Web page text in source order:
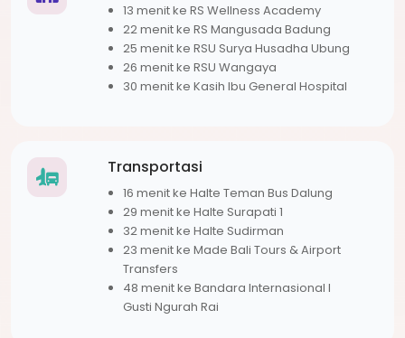
13 menit ke RS Wellness Academy
22 menit ke RS Mangusada Badung
25 menit ke RSU Surya Husadha Ubung
26 menit ke RSU Wangaya
30 menit ke Kasih Ibu General Hospital
Transportasi
16 menit ke Halte Teman Bus Dalung
29 menit ke Halte Surapati 1
32 menit ke Halte Sudirman
23 menit ke Made Bali Tours & Airport
Transfers
48 menit ke Bandara Internasional I
Gusti Ngurah Rai